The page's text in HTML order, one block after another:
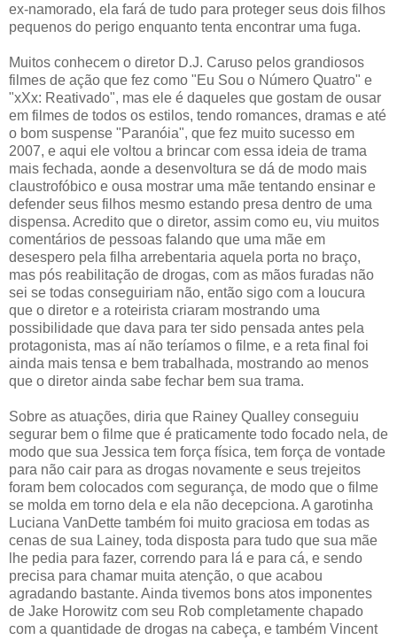
ex-namorado, ela fará de tudo para proteger seus dois filhos
pequenos do perigo enquanto tenta encontrar uma fuga.
Muitos conhecem o diretor D.J. Caruso pelos grandiosos
filmes de ação que fez como "Eu Sou o Número Quatro" e
"xXx: Reativado", mas ele é daqueles que gostam de ousar
em filmes de todos os estilos, tendo romances, dramas e até
o bom suspense "Paranóia", que fez muito sucesso em
2007, e aqui ele voltou a brincar com essa ideia de trama
mais fechada, aonde a desenvoltura se dá de modo mais
claustrofóbico e ousa mostrar uma mãe tentando ensinar e
defender seus filhos mesmo estando presa dentro de uma
dispensa. Acredito que o diretor, assim como eu, viu muitos
comentários de pessoas falando que uma mãe em
desespero pela filha arrebentaria aquela porta no braço,
mas pós reabilitação de drogas, com as mãos furadas não
sei se todas conseguiriam não, então sigo com a loucura
que o diretor e a roteirista criaram mostrando uma
possibilidade que dava para ter sido pensada antes pela
protagonista, mas aí não teríamos o filme, e a reta final foi
ainda mais tensa e bem trabalhada, mostrando ao menos
que o diretor ainda sabe fechar bem sua trama.
Sobre as atuações, diria que Rainey Qualley conseguiu
segurar bem o filme que é praticamente todo focado nela, de
modo que sua Jessica tem força física, tem força de vontade
para não cair para as drogas novamente e seus trejeitos
foram bem colocados com segurança, de modo que o filme
se molda em torno dela e ela não decepciona. A garotinha
Luciana VanDette também foi muito graciosa em todas as
cenas de sua Lainey, toda disposta para tudo que sua mãe
lhe pedia para fazer, correndo para lá e para cá, e sendo
precisa para chamar muita atenção, o que acabou
agradando bastante. Ainda tivemos bons atos imponentes
de Jake Horowitz com seu Rob completamente chapado
com a quantidade de drogas na cabeça, e também Vincent